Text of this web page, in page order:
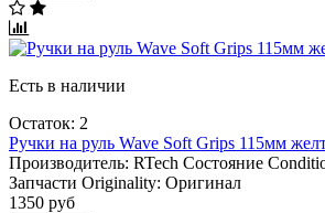
Есть в наличии
Остаток: 2
Ручки на руль Wave Soft Grips 115мм
Производитель: RTech Состояние
Запчасти Originality: Оригинал
1350 руб